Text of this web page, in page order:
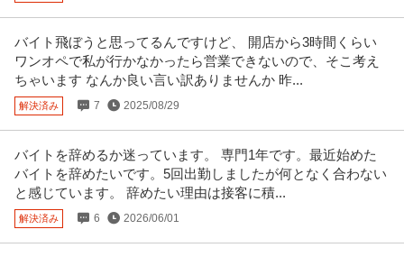
バイト飛ぼうと思ってるんですけど、 開店から3時間くらい
ワンオペで私が行かなかったら営業できないので、そこ考え
ちゃいます なんか良い言い訳ありませんか 昨...
解決済み 7 2025/08/29
バイトを辞めるか迷っています。 専門1年です。最近始めた
バイトを辞めたいです。5回出勤しましたが何となく合わない
と感じています。 辞めたい理由は接客に積...
解決済み 6 2026/06/01